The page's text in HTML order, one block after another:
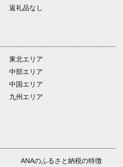
返礼品なし
東北エリア
中部エリア
中国エリア
九州エリア
ANAのふるさと納税の特徴